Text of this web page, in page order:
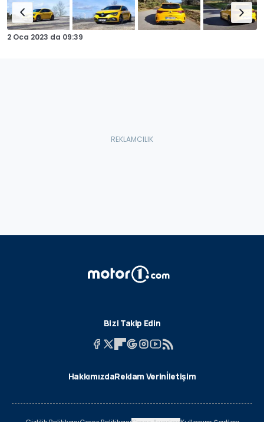
2 Oca 2023 da 09:39
Bizi Takip Edin
HakkımızdaReklam Verinİletişim